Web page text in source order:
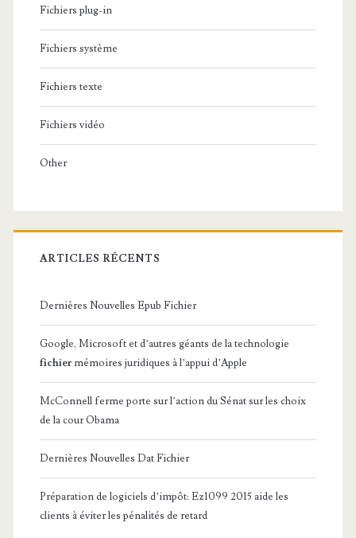
Fichiers plug-in
Fichiers système
Fichiers texte
Fichiers vidéo
Other
ARTICLES RÉCENTS
Dernières Nouvelles Epub Fichier
Google, Microsoft et d’autres géants de la technologie
fichier mémoires juridiques à l’appui d’Apple
McConnell ferme porte sur l’action du Sénat sur les choix
de la cour Obama
Dernières Nouvelles Dat Fichier
Préparation de logiciels d’impôt: Ez1099 2015 aide les
clients à éviter les pénalités de retard